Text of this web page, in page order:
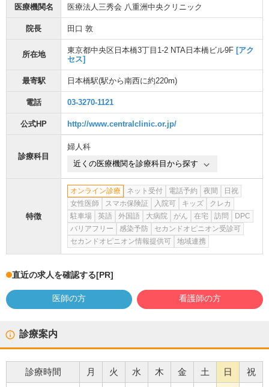
医療機関名 医療法人三秀会 八重洲中央クリニック
院長 田口 敦
所在地 東京都中央区日本橋3丁目1-2 NTA日本橋ビル9F [アク
セス]
最寄駅 日本橋駅(駅から南西に約220m)
電話 03-3270-1121
公式HP http://www.centralclinic.or.jp/
診療科目
婦人科
近くの医療機関を診療科目から探す
特徴
オンライン診療 ネット受付 電話予約 夜間
日祝
女性医師
スマホ保険証 入院可 キッズ
クレカ
駐車場
英語 外国語 大病院 がん 在宅 訪問
DPC
バリアフリー
感染予防
セカンドオピニオン受診可
セカンドオピニオン情報提供可
地域連携
直近の求人を確認する[PR]
医師の方 看護師の方
診療案内
診療時間 月 火 水 木 金 土 日 祝